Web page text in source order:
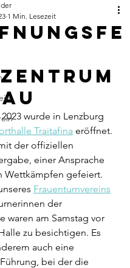
1 Min. Lesezeit
wurde in Lenzburg
Traitafina eröffnet.
der offiziellen
einer Ansprache
Wettkämpfen gefeiert.
Frauenturnvereins
der
waren am Samstag vor
zu besichtigen. Es
auch eine
bei der die